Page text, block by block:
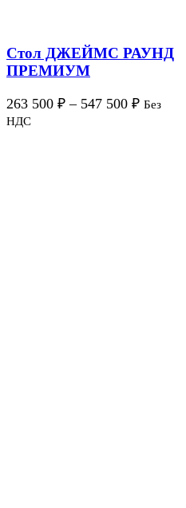
Стол ДЖЕЙМС РАУНД
ПРЕМИУМ
263 500 ₽ – 547 500 ₽ Без
НДС